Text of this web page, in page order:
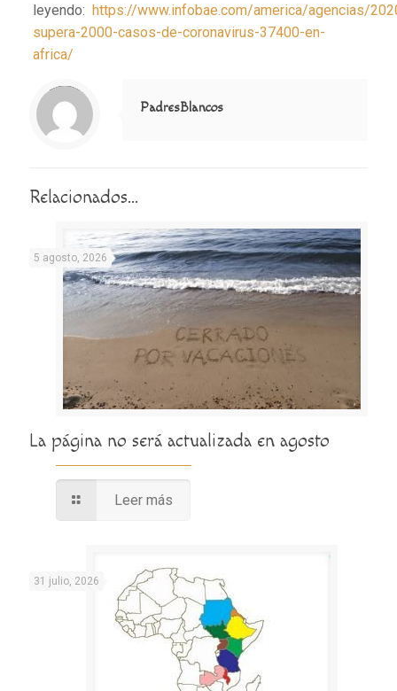
leyendo: https://www.infobae.com/america/agencias/
supera-2000-casos-de-coronavirus-37400-en-
africa/
Notice
: Trying to access array offset on value of type null in
/home/misioner/public_html/padresblancos/themes/betheme/includes/content-single.php
on line
286
PadresBlancos
Relacionados...
5 agosto, 2026
La página no será actualizada en agosto
Leer más
31 julio, 2026